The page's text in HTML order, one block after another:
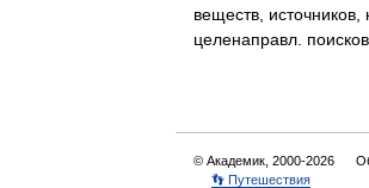
веществ,
целенаправл.
© Академик, 2000-2026
👣 Путешествия